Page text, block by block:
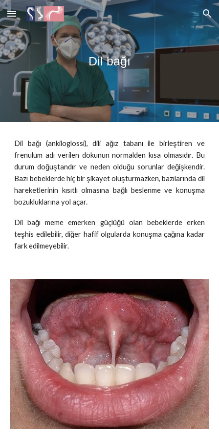
Skip to main content Skip to navigation
Dil bağı
Dil bağı (ankiloglossi), dili ağız tabanı ile birleştiren ve
frenulum adı verilen dokunun normalden kısa olmasıdır. Bu
durum doğuştandır ve neden olduğu sorunlar değişkendir.
Bazı bebeklerde hiç bir şikayet oluşturmazken, bazılarında dil
hareketlerinin kısıtlı olmasına bağlı beslenme ve konuşma
bozukluklarına yol açar.
Dil bağı meme emerken güçlüğü olan bebeklerde erken
teşhis edilebilir, diğer hafif olgularda konuşma çağına kadar
fark edilmeyebilir.